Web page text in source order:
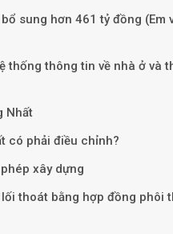
sung hơn 461 tỷ đồng (Em
thống thông tin về nhà ở và
Nhất
có phải điều chỉnh?
xây dựng
thoát bằng hợp đồng phôi